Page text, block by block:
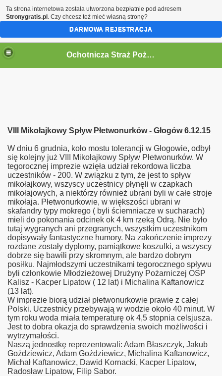
Ochotnicza Straż Pożarna w Kaliszu
VIII Mikołajkowy Spływ Płetwonurków - Głogów 6.12.15
W dniu 6 grudnia, koło mostu tolerancji w Głogowie, odbył
się kolejny już VIII Mikołajkowy Spływ Płetwonurków. W
tegorocznej imprezie wzięła udział rekordowa liczba
uczestników - 200. W związku z tym, że jest to spływ
mikołajkowy, wszyscy uczestnicy płynęli w czapkach
mikołajowych, a niektórzy również ubrani byli w całe stroje
mikołaja. Płetwonurkowie, w większości ubrani w
skafandry typy mokrego ( byli ściemniacze w sucharach)
mieli do pokonania odcinek ok 4 km rzeką Odrą. Nie było
tutaj wygranych ani przegranych, wszystkim uczestnikom
dopisywały fantastyczne humory. Na zakończenie imprezy
rozdane zostały dyplomy, pamiątkowe koszulki, a wszyscy
dobrze się bawili przy skromnym, ale bardzo dobrym
posiłku. Najmłodszymi uczestnikami tegorocznego spływu
byli członkowie Młodzieżowej Drużyny Pożarniczej OSP
Kalisz - Kacper Lipatow ( 12 lat) i Michalina Kaftanowicz
(13 lat).
W imprezie biorą udział płetwonurkowie prawie z całej
Polski. Uczestnicy przebywają w wodzie około 40 minut. W
tym roku woda miała temperaturę ok 4,5 stopnia celsjusza.
Jest to dobra okazja do sprawdzenia swoich możliwości i
wytrzymałości.
Naszą jednostkę reprezentowali: Adam Błaszczyk, Jakub
Goździewicz, Adam Goździewicz, Michalina Kaftanowicz,
Michał Kaftanowicz, Dawid Kornacki, Kacper Lipatow,
Radosław Lipatow, Filip Sabor.
Ta strona internetowa została utworzona bezpłatnie pod adresem
Stronygratis.pl . Czy chcesz też mieć własną stronę?
DARMOWA REJESTRACJA